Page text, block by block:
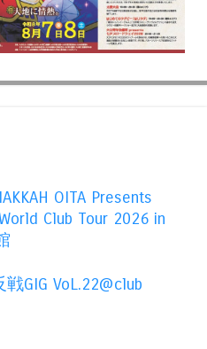
OITA Presents
Club Tour 2026 in
GIG VoL.22@club